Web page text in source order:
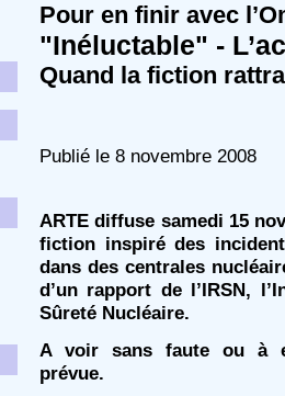
Pour en finir avec
"Inéluctable" -
Quand la fiction
Publié le 8 novembre 2008
ARTE diffuse samedi 15
fiction inspiré des
dans des centrales
d’un rapport de l’IRSN,
Sûreté Nucléaire.
A voir sans faute ou à
prévue.